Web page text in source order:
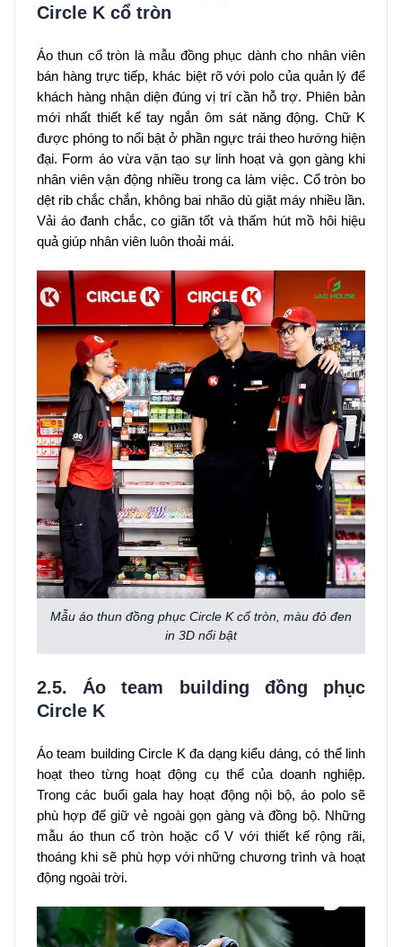
Circle K cổ tròn
Áo thun cổ tròn là mẫu đồng phục dành cho nhân viên
bán hàng trực tiếp, khác biệt rõ với polo của quản lý để
khách hàng nhận diện đúng vị trí cần hỗ trợ. Phiên bản
mới nhất thiết kế tay ngắn ôm sát năng động. Chữ K
được phóng to nổi bật ở phần ngực trái theo hướng hiện
đại. Form áo vừa vặn tạo sự linh hoạt và gọn gàng khi
nhân viên vận động nhiều trong ca làm việc. Cổ tròn bo
dệt rib chắc chắn, không bai nhão dù giặt máy nhiều lần.
Vải áo đanh chắc, co giãn tốt và thấm hút mồ hôi hiệu
quả giúp nhân viên luôn thoải mái.
Mẫu áo thun đồng phục Circle K cổ tròn, màu đỏ đen
in 3D nổi bật
2.5. Áo team building đồng phục
Circle K
Áo team building Circle K đa dạng kiểu dáng, có thể linh
hoạt theo từng hoạt động cụ thể của doanh nghiệp.
Trong các buổi gala hay hoạt động nội bộ, áo polo sẽ
phù hợp để giữ vẻ ngoài gọn gàng và đồng bộ. Những
mẫu áo thun cổ tròn hoặc cổ V với thiết kế rộng rãi,
thoáng khi sẽ phù hợp với những chương trình và hoạt
động ngoài trời.